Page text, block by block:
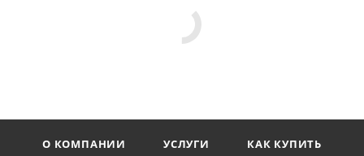
О КОМПАНИИ УСЛУГИ
КАК КУПИТЬ